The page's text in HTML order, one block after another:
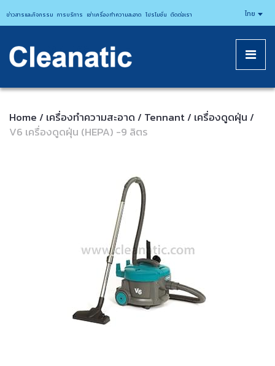
CLEANATICJ
ข่าวสารและกิจกรรม การบริการ เช่าเครื่องทำความสะอาด โปรโมชั่น ติดต่อเรา ไทย
Home / เครื่องทำความสะอาด / Tennant/ เครื่องดูดฝุ่น /
V6 เครื่องดูดฝุ่น (HEPA) -9 ลิตร